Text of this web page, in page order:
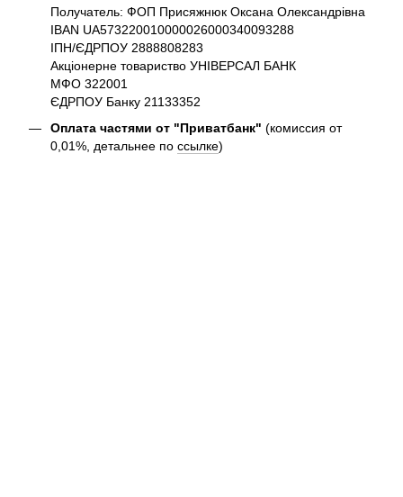
Получатель: ФОП Присяжнюк Оксана Олександрівна
IBAN UA573220010000026000340093288
ІПН/ЄДРПОУ 2888808283
Акціонерне товариство УНІВЕРСАЛ БАНК
МФО 322001
ЄДРПОУ Банку 21133352
Оплата частями от "Приватбанк" (комиссия от
0,01%, детальнее по ссылке)